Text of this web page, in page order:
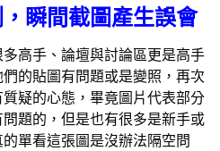
瞬間截圖產生誤會
高手、論壇與討論區更是高手
的貼圖有問題或是變照，再次
疑的心態，畢竟圖片代表部分
題的，但是也有很多是新手或
單看這張圖是沒辦法隔空問